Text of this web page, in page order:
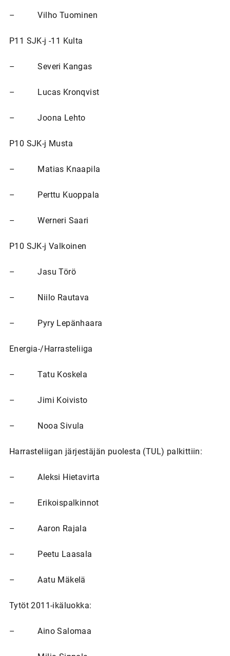
– Vilho Tuominen
P11 SJK-j -11 Kulta
– Severi Kangas
– Lucas Kronqvist
– Joona Lehto
P10 SJK-j Musta
– Matias Knaapila
– Perttu Kuoppala
– Werneri Saari
P10 SJK-j Valkoinen
– Jasu Törö
– Niilo Rautava
– Pyry Lepänhaara
Energia-/Harrasteliiga
– Tatu Koskela
– Jimi Koivisto
– Nooa Sivula
Harrasteliigan järjestäjän puolesta (TUL) palkittiin:
– Aleksi Hietavirta
– Erikoispalkinnot
– Aaron Rajala
– Peetu Laasala
– Aatu Mäkelä
Tytöt 2011-ikäluokka:
– Aino Salomaa